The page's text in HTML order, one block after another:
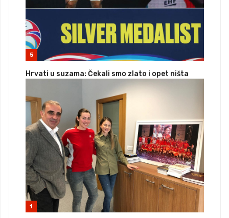
5
Hrvati u suzama: Čekali smo zlato i opet ništa
1